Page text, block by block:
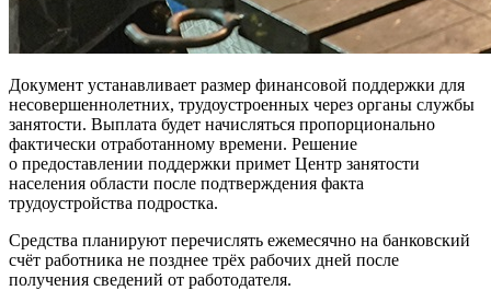
Документ устанавливает размер финансовой поддержки для
несовершеннолетних, трудоустроенных через органы службы
занятости. Выплата будет начисляться пропорционально
фактически отработанному времени. Решение
о предоставлении поддержки примет Центр занятости
населения области после подтверждения факта
трудоустройства подростка.
Средства планируют перечислять ежемесячно на банковский
счёт работника не позднее трёх рабочих дней после
получения сведений от работодателя.